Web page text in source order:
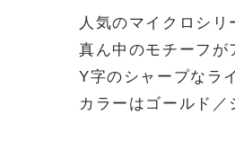
人気のマイクロシリ
真ん中のモチーフが
Y字のシャープなラ
カラーはゴールド／